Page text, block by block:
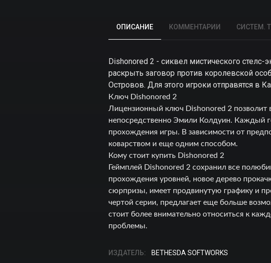
ОПИСАНИЕ КОММЕНТАРИИ СИСТЕМ.
Dishonored 2 - сиквел мистического
раскрыть заговор против королевской
Островов. Для этого игроки отправятся в
Ключ Dishonored 2
Лицензионный ключ Dishonored 2 позволит
непосредственно Эмили Колдуин. Каждый
прохождения игры. В зависимости от
коварством и еще одним способом.
Кому стоит купить Dishonored 2
Геймплей Dishonored 2 сохранил все
прохождения уровней, новое дерево
сюрпризы, имеет продвинутую графику и
чертой серии, предлагает еще больше
стоит более внимательно относиться к
проблемы.
ИЗДАТЕЛЬ:
BETHESDA SOFTWORKS